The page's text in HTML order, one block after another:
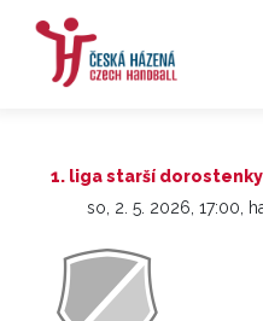
1. liga starší
so, 2. 5. 2026, 17:00,